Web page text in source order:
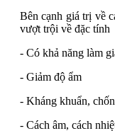
Bên cạnh giá trị về
vượt trội về đặc tính
- Có khả năng làm
- Giảm độ ẩm
- Kháng khuẩn,
- Cách âm, cách